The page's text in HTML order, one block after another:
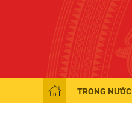
TRONG NƯỚC